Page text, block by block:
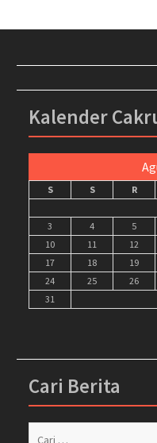
Kalender
S S R
3
4 5
10
11 12
17
18 19
24
25 26
31
Cari Berita